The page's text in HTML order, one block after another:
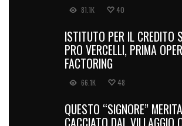
81.1K 40
ISTITUTO PER IL CREDITO
PRO VERCELLI, PRIMA
FACTORING
66.1K 48
QUESTO “SIGNORE”
CACCIATO DAL VILLAGGIO